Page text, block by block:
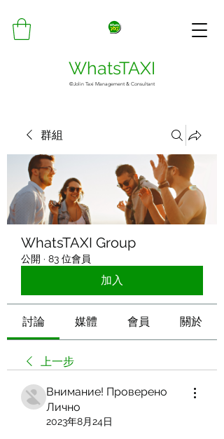
WhatsTAXI
©Jolin Taxi Management & Consultant
群組
WhatsTAXI Group
公開 · 83 位會員
加入
討論 媒體 會員 關於
上一步
Внимание! Проверено
Лично
2023年8月24日